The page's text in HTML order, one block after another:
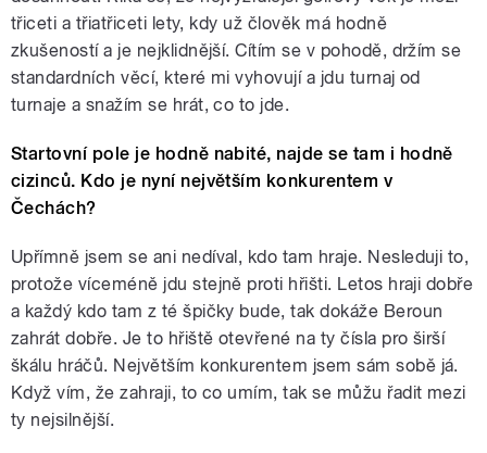
třiceti a třiatřiceti lety, kdy už člověk má hodně
zkušeností a je nejklidnější. Cítím se v pohodě, držím se
standardních věcí, které mi vyhovují a jdu turnaj od
turnaje a snažím se hrát, co to jde.
Startovní pole je hodně nabité, najde se tam i hodně
cizinců. Kdo je nyní největším konkurentem v
Čechách?
Upřímně jsem se ani nedíval, kdo tam hraje. Nesleduji to,
protože víceméně jdu stejně proti hřišti. Letos hraji dobře
a každý kdo tam z té špičky bude, tak dokáže Beroun
zahrát dobře. Je to hřiště otevřené na ty čísla pro širší
škálu hráčů. Největším konkurentem jsem sám sobě já.
Když vím, že zahraji, to co umím, tak se můžu řadit mezi
ty nejsilnější.